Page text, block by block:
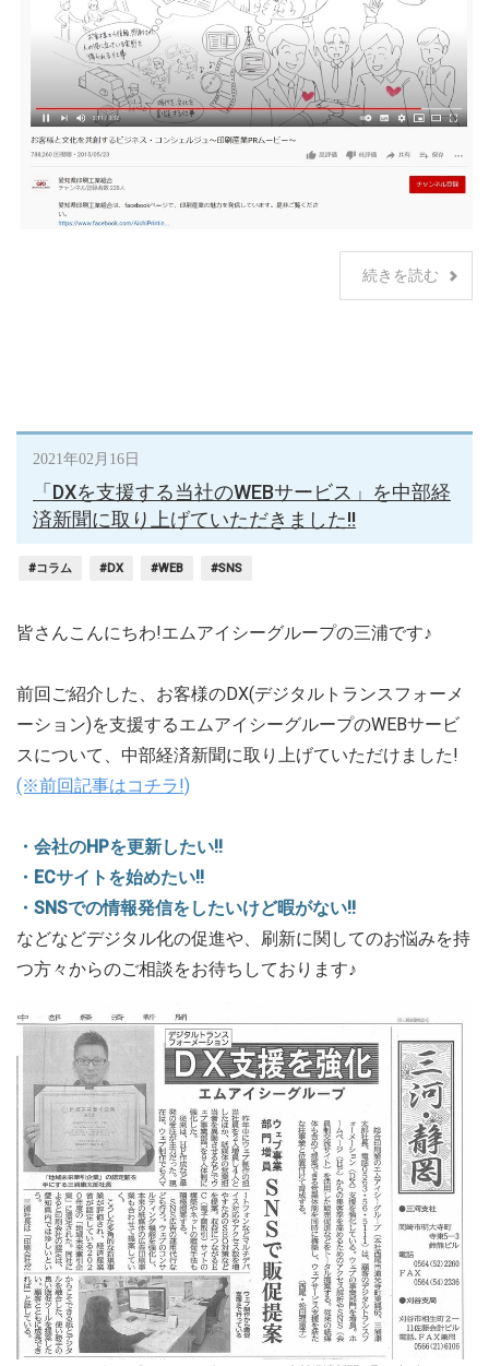
続きを読む
2021年02月16日
「DXを支援する当社のWEBサービス」を中部経
済新聞に取り上げていただきました!!
#コラム #DX #WEB #SNS
皆さんこんにちわ!エムアイシーグループの三浦です♪
前回ご紹介した、お客様のDX(デジタルトランスフォーメ
ーション)を支援するエムアイシーグループのWEBサービ
スについて、中部経済新聞に取り上げていただけました!
(※前回記事はコチラ!)
・会社のHPを更新したい!!
・ECサイトを始めたい!!
・SNSでの情報発信をしたいけど暇がない!!
などなどデジタル化の促進や、刷新に関してのお悩みを持
つ方々からのご相談をお待ちしております♪